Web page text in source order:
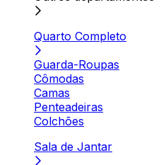
Quarto Completo
Guarda-Roupas
Cômodas
Camas
Penteadeiras
Colchões
Sala de Jantar